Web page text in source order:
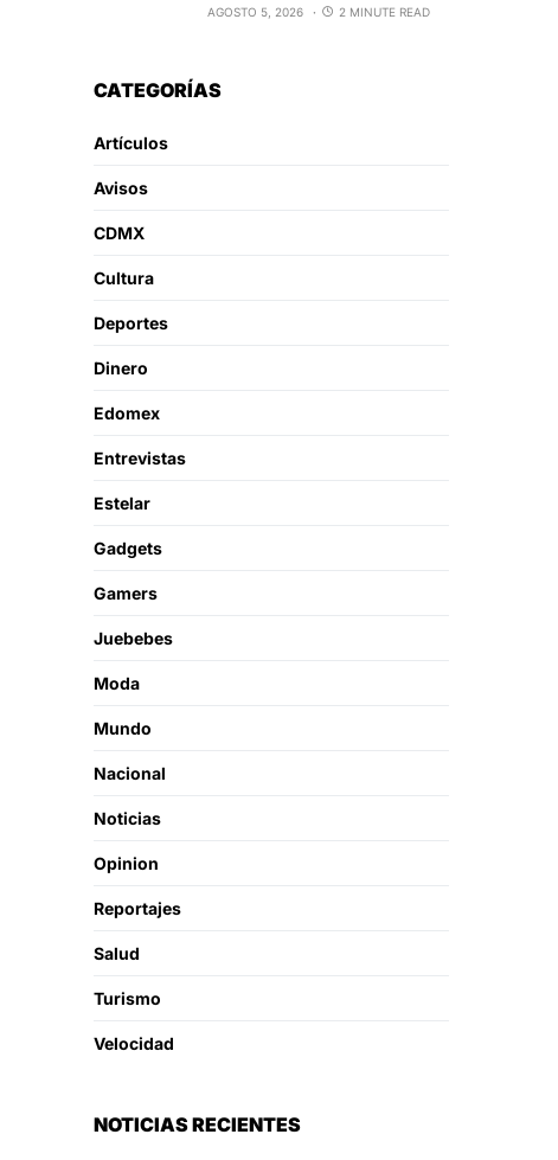
AGOSTO 5, 2026 2 MINUTE READ
CATEGORÍAS
Artículos
Avisos
CDMX
Cultura
Deportes
Dinero
Edomex
Entrevistas
Estelar
Gadgets
Gamers
Juebebes
Moda
Mundo
Nacional
Noticias
Opinion
Reportajes
Salud
Turismo
Velocidad
NOTICIAS RECIENTES